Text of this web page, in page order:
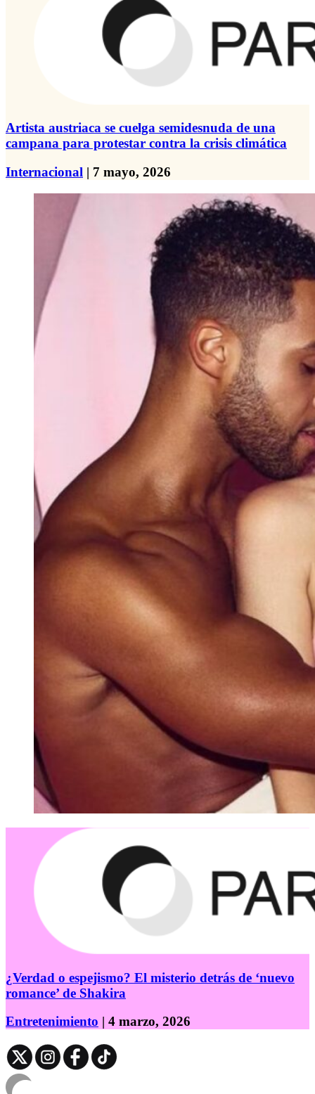
Artista austriaca se cuelga semidesnuda de una
campana para protestar contra la crisis climática
Internacional | 7 mayo, 2026
¿Verdad o espejismo? El misterio detrás de ‘nuevo
romance’ de Shakira
Entretenimiento | 4 marzo, 2026